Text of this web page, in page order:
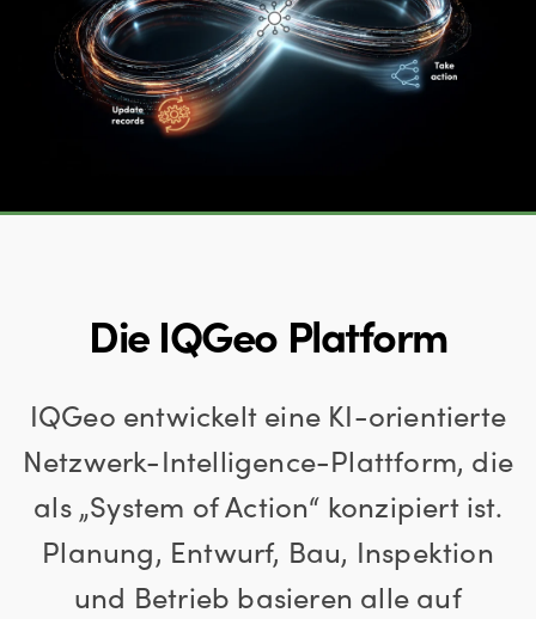
Die IQGeo Platform
IQGeo entwickelt eine KI-orientierte
Netzwerk-Intelligence-Plattform, die
als „System of Action“ konzipiert ist.
Planung, Entwurf, Bau, Inspektion
und Betrieb basieren alle auf